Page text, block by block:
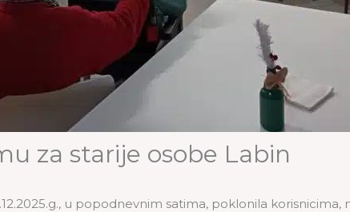
za starije osobe Labin
u popodnevnim satima, poklonila